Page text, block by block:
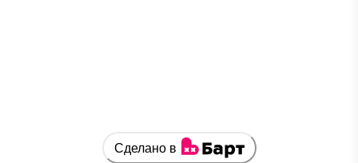
Сделано в